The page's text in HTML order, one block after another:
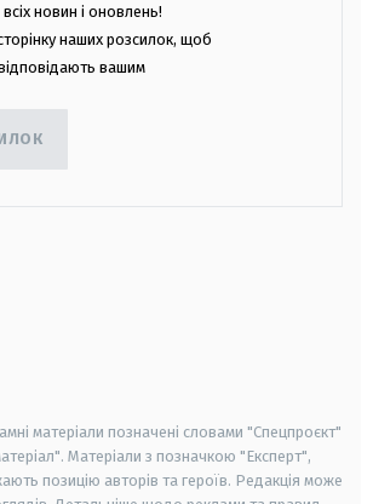
новин і оновлень!
наших розсилок, щоб
вашим
матеріали позначені словами "Спецпроєкт"
Матеріали з позначкою "Експерт",
позицію авторів та героїв. Редакція може